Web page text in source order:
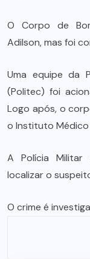
O Corpo de
Adilson, mas foi
Uma equipe da
(Politec) foi
Logo após, o
o Instituto Médico
A Polícia Militar
localizar o
O crime é